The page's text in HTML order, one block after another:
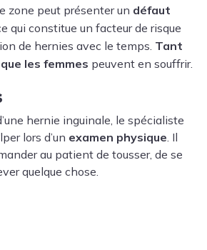
zone peut présenter un défaut
qui constitue un facteur de risque
de hernies avec le temps. Tant
les femmes peuvent en souffrir.
hernie inguinale, le spécialiste
lors d’un examen physique. Il
au patient de tousser, de se
quelque chose.